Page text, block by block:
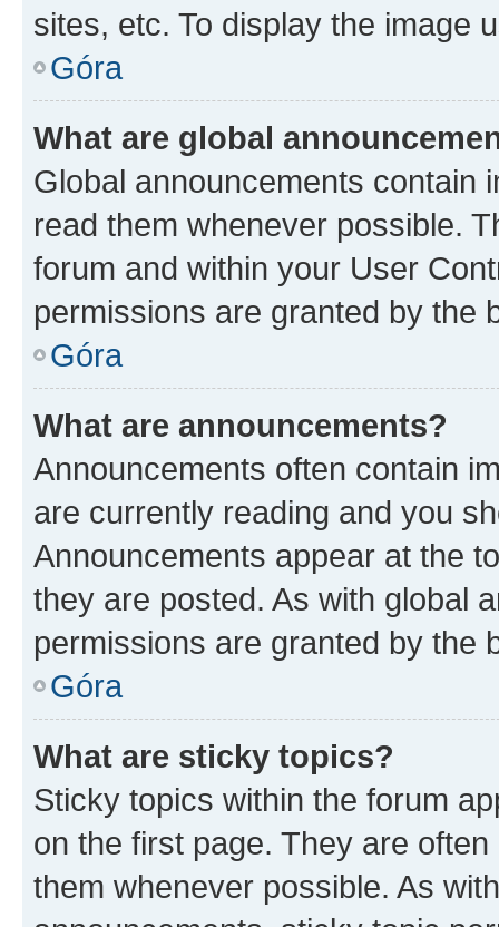
sites, etc. To display the image
Góra
What are global
Global announcements contain
read them whenever possible.
forum and within your User
permissions are granted by the
Góra
What are announcements?
Announcements often contain
are currently reading and you
Announcements appear at the
they are posted. As with global
permissions are granted by the
Góra
What are sticky topics?
Sticky topics within the forum
on the first page. They are
them whenever possible. As